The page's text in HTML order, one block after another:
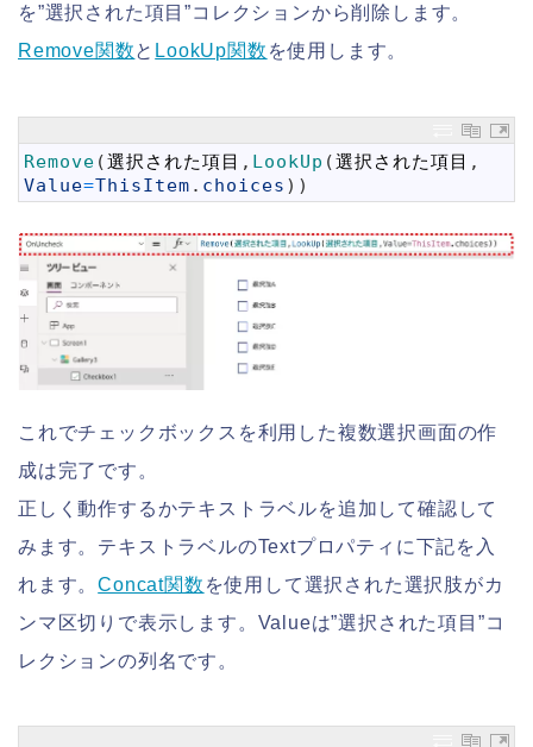
を”選択された項目”コレクションから削除します。
Remove関数と LookUp関数 を使用します。
Remove (選択された項目 , LookUp (選択された項目 ,
Value=ThisItem . choices ) )
これでチェックボックスを利用した複数選択画面の作
成は完了です。
正しく動作するかテキストラベルを追加して確認して
みます。テキストラベルのTextプロパティに下記を入
れます。Concat関数 を使用して選択された選択肢がカ
ンマ区切りで表示します。Valueは”選択された項目”コ
レクションの列名です。